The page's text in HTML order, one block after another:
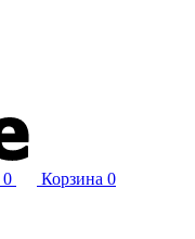
0 Корзина 0